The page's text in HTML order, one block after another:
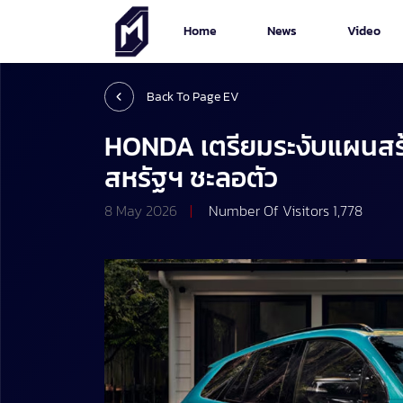
Home News Video
Back To Page EV
HONDA เตรียมระงับแผน
สหรัฐฯ ชะลอตัว
8 May 2026 | Number Of Visitors 1,778